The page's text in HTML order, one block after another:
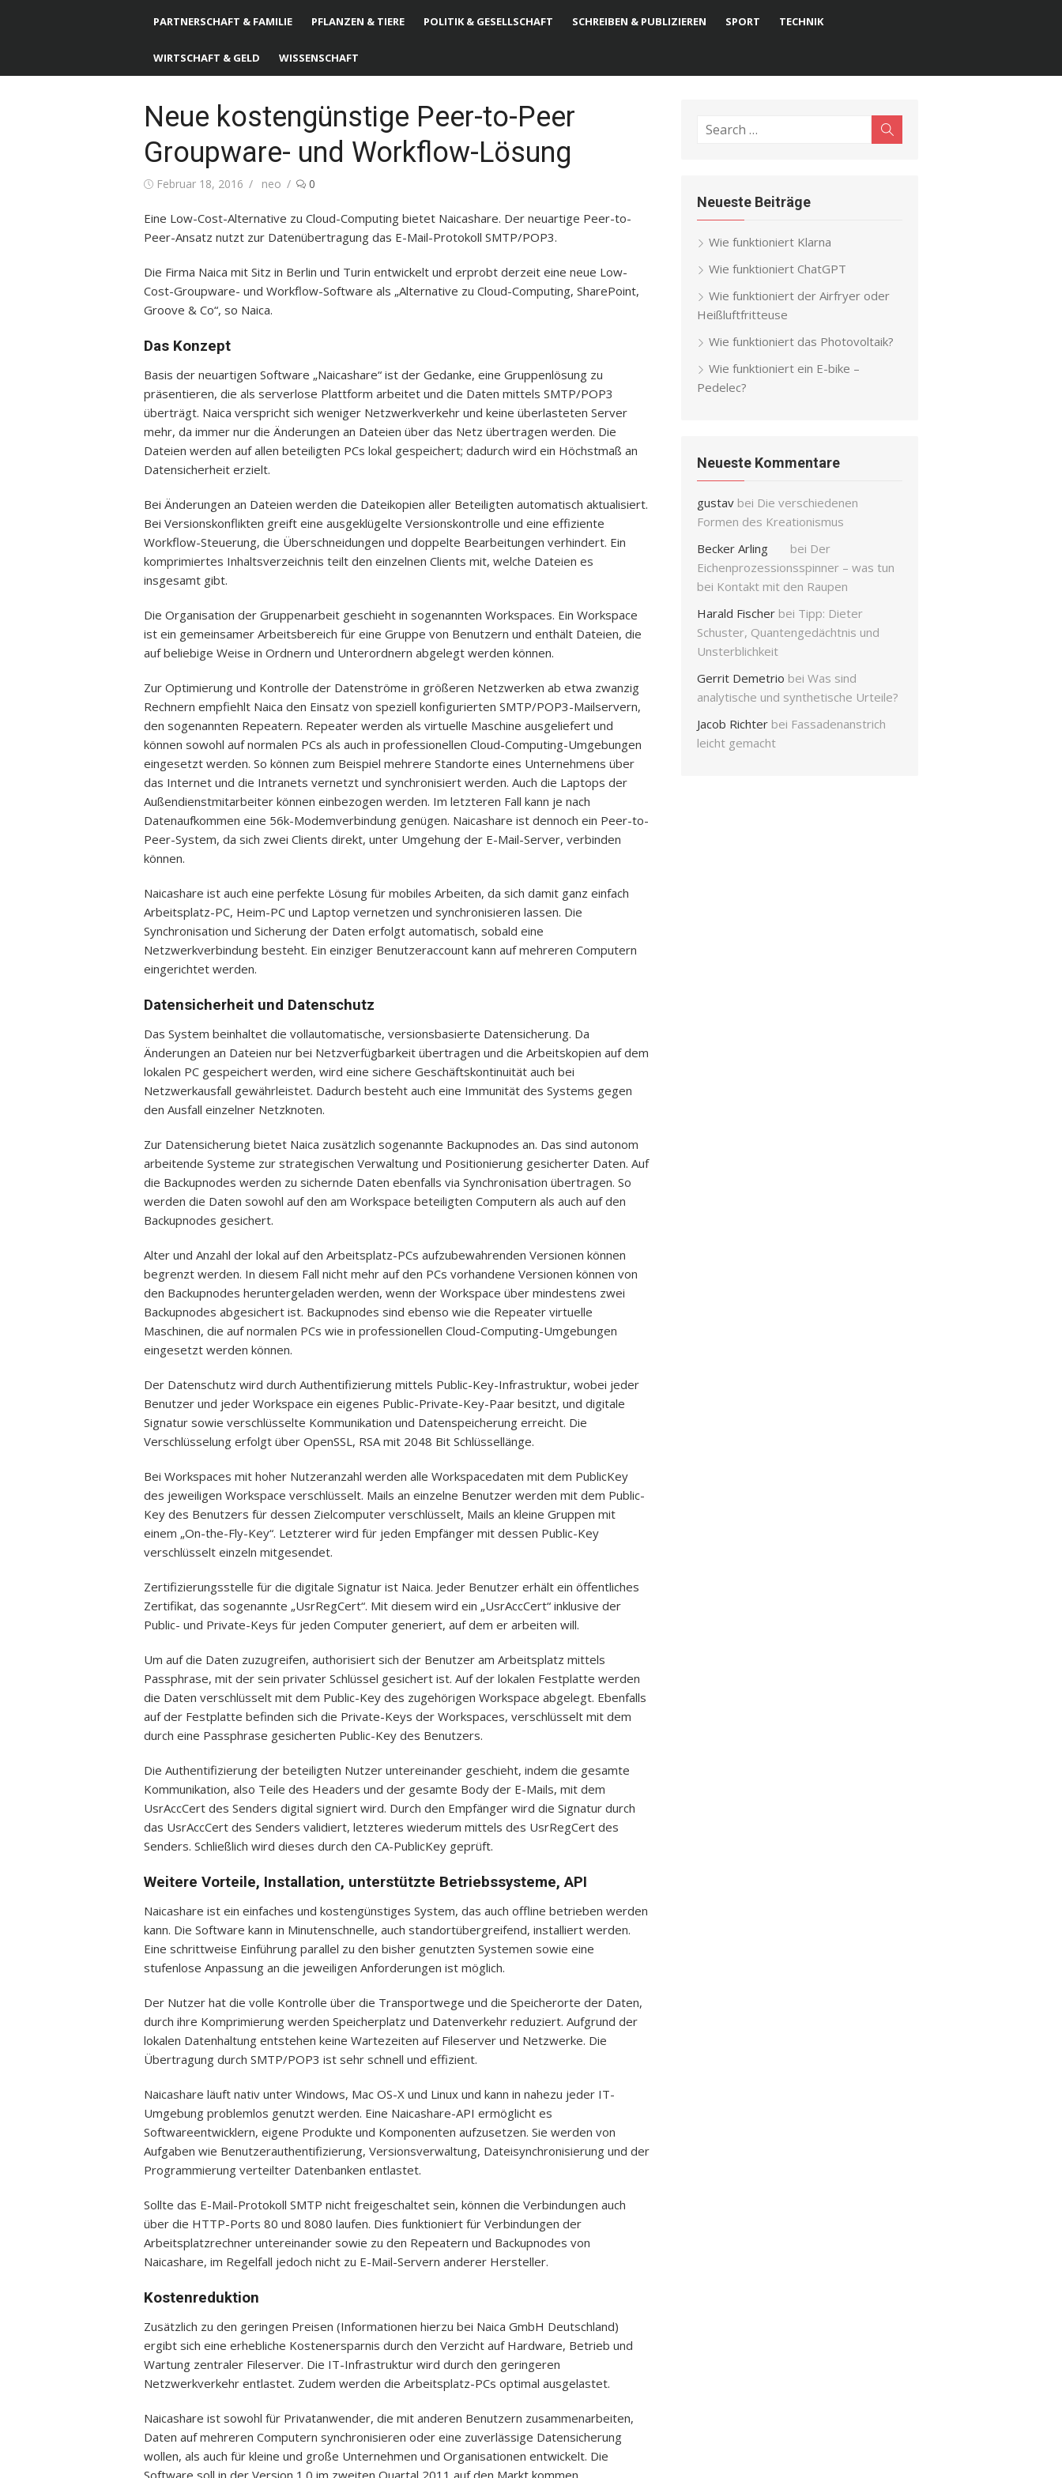
PARTNERSCHAFT & FAMILIE PFLANZEN & TIERE POLITIK & GESELLSCHAFT SCHREIBEN & PUBLIZIEREN SPORT TECHNIK
WIRTSCHAFT & GELD WISSENSCHAFT
Neue kostengünstige Peer-to-Peer
Groupware- und Workflow-Lösung
Posted
Februar 18, 2016 Author
neo 0
Eine Low-Cost-Alternative zu Cloud-Computing bietet Naicashare. Der neuartige Peer-to-
Peer-Ansatz nutzt zur Datenübertragung das E-Mail-Protokoll SMTP/POP3.
Die Firma Naica mit Sitz in Berlin und Turin entwickelt und erprobt derzeit eine neue Low-
Cost-Groupware- und Workflow-Software als „Alternative zu Cloud-Computing, SharePoint,
Groove & Co“, so Naica.
Das Konzept
Basis der neuartigen Software „Naicashare“ ist der Gedanke, eine Gruppenlösung zu
präsentieren, die als serverlose Plattform arbeitet und die Daten mittels SMTP/POP3
überträgt. Naica verspricht sich weniger Netzwerkverkehr und keine überlasteten Server
mehr, da immer nur die Änderungen an Dateien über das Netz übertragen werden. Die
Dateien werden auf allen beteiligten PCs lokal gespeichert; dadurch wird ein Höchstmaß an
Datensicherheit erzielt.
Bei Änderungen an Dateien werden die Dateikopien aller Beteiligten automatisch aktualisiert.
Bei Versionskonflikten greift eine ausgeklügelte Versionskontrolle und eine effiziente
Workflow-Steuerung, die Überschneidungen und doppelte Bearbeitungen verhindert. Ein
komprimiertes Inhaltsverzeichnis teilt den einzelnen Clients mit, welche Dateien es
insgesamt gibt.
Die Organisation der Gruppenarbeit geschieht in sogenannten Workspaces. Ein Workspace
ist ein gemeinsamer Arbeitsbereich für eine Gruppe von Benutzern und enthält Dateien, die
auf beliebige Weise in Ordnern und Unterordnern abgelegt werden können.
Zur Optimierung und Kontrolle der Datenströme in größeren Netzwerken ab etwa zwanzig
Rechnern empfiehlt Naica den Einsatz von speziell konfigurierten SMTP/POP3-Mailservern,
den sogenannten Repeatern. Repeater werden als virtuelle Maschine ausgeliefert und
können sowohl auf normalen PCs als auch in professionellen Cloud-Computing-Umgebungen
eingesetzt werden. So können zum Beispiel mehrere Standorte eines Unternehmens über
das Internet und die Intranets vernetzt und synchronisiert werden. Auch die Laptops der
Außendienstmitarbeiter können einbezogen werden. Im letzteren Fall kann je nach
Datenaufkommen eine 56k-Modemverbindung genügen. Naicashare ist dennoch ein Peer-to-
Peer-System, da sich zwei Clients direkt, unter Umgehung der E-Mail-Server, verbinden
können.
Naicashare ist auch eine perfekte Lösung für mobiles Arbeiten, da sich damit ganz einfach
Arbeitsplatz-PC, Heim-PC und Laptop vernetzen und synchronisieren lassen. Die
Synchronisation und Sicherung der Daten erfolgt automatisch, sobald eine
Netzwerkverbindung besteht. Ein einziger Benutzeraccount kann auf mehreren Computern
eingerichtet werden.
Datensicherheit und Datenschutz
Das System beinhaltet die vollautomatische, versionsbasierte Datensicherung. Da
Änderungen an Dateien nur bei Netzverfügbarkeit übertragen und die Arbeitskopien auf dem
lokalen PC gespeichert werden, wird eine sichere Geschäftskontinuität auch bei
Netzwerkausfall gewährleistet. Dadurch besteht auch eine Immunität des Systems gegen
den Ausfall einzelner Netzknoten.
Zur Datensicherung bietet Naica zusätzlich sogenannte Backupnodes an. Das sind autonom
arbeitende Systeme zur strategischen Verwaltung und Positionierung gesicherter Daten. Auf
die Backupnodes werden zu sichernde Daten ebenfalls via Synchronisation übertragen. So
werden die Daten sowohl auf den am Workspace beteiligten Computern als auch auf den
Backupnodes gesichert.
Alter und Anzahl der lokal auf den Arbeitsplatz-PCs aufzubewahrenden Versionen können
begrenzt werden. In diesem Fall nicht mehr auf den PCs vorhandene Versionen können von
den Backupnodes heruntergeladen werden, wenn der Workspace über mindestens zwei
Backupnodes abgesichert ist. Backupnodes sind ebenso wie die Repeater virtuelle
Maschinen, die auf normalen PCs wie in professionellen Cloud-Computing-Umgebungen
eingesetzt werden können.
Der Datenschutz wird durch Authentifizierung mittels Public-Key-Infrastruktur, wobei jeder
Benutzer und jeder Workspace ein eigenes Public-Private-Key-Paar besitzt, und digitale
Signatur sowie verschlüsselte Kommunikation und Datenspeicherung erreicht. Die
Verschlüsselung erfolgt über OpenSSL, RSA mit 2048 Bit Schlüssellänge.
Bei Workspaces mit hoher Nutzeranzahl werden alle Workspacedaten mit dem PublicKey
des jeweiligen Workspace verschlüsselt. Mails an einzelne Benutzer werden mit dem Public-
Key des Benutzers für dessen Zielcomputer verschlüsselt, Mails an kleine Gruppen mit
einem „On-the-Fly-Key“. Letzterer wird für jeden Empfänger mit dessen Public-Key
verschlüsselt einzeln mitgesendet.
Zertifizierungsstelle für die digitale Signatur ist Naica. Jeder Benutzer erhält ein öffentliches
Zertifikat, das sogenannte „UsrRegCert“. Mit diesem wird ein „UsrAccCert“ inklusive der
Public- und Private-Keys für jeden Computer generiert, auf dem er arbeiten will.
Um auf die Daten zuzugreifen, authorisiert sich der Benutzer am Arbeitsplatz mittels
Passphrase, mit der sein privater Schlüssel gesichert ist. Auf der lokalen Festplatte werden
die Daten verschlüsselt mit dem Public-Key des zugehörigen Workspace abgelegt. Ebenfalls
auf der Festplatte befinden sich die Private-Keys der Workspaces, verschlüsselt mit dem
durch eine Passphrase gesicherten Public-Key des Benutzers.
Die Authentifizierung der beteiligten Nutzer untereinander geschieht, indem die gesamte
Kommunikation, also Teile des Headers und der gesamte Body der E-Mails, mit dem
UsrAccCert des Senders digital signiert wird. Durch den Empfänger wird die Signatur durch
das UsrAccCert des Senders validiert, letzteres wiederum mittels des UsrRegCert des
Senders. Schließlich wird dieses durch den CA-PublicKey geprüft.
Weitere Vorteile, Installation, unterstützte Betriebssysteme, API
Naicashare ist ein einfaches und kostengünstiges System, das auch offline betrieben werden
kann. Die Software kann in Minutenschnelle, auch standortübergreifend, installiert werden.
Eine schrittweise Einführung parallel zu den bisher genutzten Systemen sowie eine
stufenlose Anpassung an die jeweiligen Anforderungen ist möglich.
Der Nutzer hat die volle Kontrolle über die Transportwege und die Speicherorte der Daten,
durch ihre Komprimierung werden Speicherplatz und Datenverkehr reduziert. Aufgrund der
lokalen Datenhaltung entstehen keine Wartezeiten auf Fileserver und Netzwerke. Die
Übertragung durch SMTP/POP3 ist sehr schnell und effizient.
Naicashare läuft nativ unter Windows, Mac OS-X und Linux und kann in nahezu jeder IT-
Umgebung problemlos genutzt werden. Eine Naicashare-API ermöglicht es
Softwareentwicklern, eigene Produkte und Komponenten aufzusetzen. Sie werden von
Aufgaben wie Benutzerauthentifizierung, Versionsverwaltung, Dateisynchronisierung und der
Programmierung verteilter Datenbanken entlastet.
Sollte das E-Mail-Protokoll SMTP nicht freigeschaltet sein, können die Verbindungen auch
über die HTTP-Ports 80 und 8080 laufen. Dies funktioniert für Verbindungen der
Arbeitsplatzrechner untereinander sowie zu den Repeatern und Backupnodes von
Naicashare, im Regelfall jedoch nicht zu E-Mail-Servern anderer Hersteller.
Kostenreduktion
Zusätzlich zu den geringen Preisen (Informationen hierzu bei Naica GmbH Deutschland)
ergibt sich eine erhebliche Kostenersparnis durch den Verzicht auf Hardware, Betrieb und
Wartung zentraler Fileserver. Die IT-Infrastruktur wird durch den geringeren
Netzwerkverkehr entlastet. Zudem werden die Arbeitsplatz-PCs optimal ausgelastet.
Naicashare ist sowohl für Privatanwender, die mit anderen Benutzern zusammenarbeiten,
Daten auf mehreren Computern synchronisieren oder eine zuverlässige Datensicherung
wollen, als auch für kleine und große Unternehmen und Organisationen entwickelt. Die
Software soll in der Version 1.0 im zweiten Quartal 2011 auf den Markt kommen.
Search
Neueste Beiträge
Wie funktioniert Klarna
Wie funktioniert ChatGPT
Wie funktioniert der Airfryer oder
Heißluftfritteuse
Wie funktioniert das Photovoltaik?
Wie funktioniert ein E-bike –
Pedelec?
Neueste Kommentare
gustav bei Die verschiedenen
Formen des Kreationismus
Becker Arling
bei Der
Eichenprozessionsspinner – was tun
bei Kontakt mit den Raupen
Harald Fischer bei Tipp: Dieter
Schuster, Quantengedächtnis und
Unsterblichkeit
Gerrit Demetrio bei Was sind
analytische und synthetische Urteile?
Jacob Richter bei Fassadenanstrich
leicht gemacht